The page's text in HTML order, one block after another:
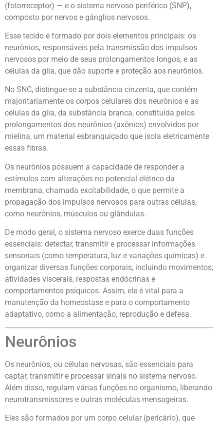
(fotorreceptor) — e o sistema nervoso periférico (SNP),
composto por nervos e gânglios nervosos.
Esse tecido é formado por dois elementos principais: os
neurônios, responsáveis pela transmissão dos impulsos
nervosos por meio de seus prolongamentos longos, e as
células da glia, que dão suporte e proteção aos neurônios.
No SNC, distingue-se a substância cinzenta, que contém
majoritariamente os corpos celulares dos neurônios e as
células da glia, da substância branca, constituída pelos
prolongamentos dos neurônios (axônios) envolvidos por
mielina, um material esbranquiçado que isola eletricamente
essas fibras.
Os neurônios possuem a capacidade de responder a
estímulos com alterações no potencial elétrico da
membrana, chamada excitabilidade, o que permite a
propagação dos impulsos nervosos para outras células,
como neurônios, músculos ou glândulas.
De modo geral, o sistema nervoso exerce duas funções
essenciais: detectar, transmitir e processar informações
sensoriais (como temperatura, luz e variações químicas) e
organizar diversas funções corporais, incluindo movimentos,
atividades viscerais, respostas endócrinas e
comportamentos psíquicos. Assim, ele é vital para a
manutenção da homeostase e para o comportamento
adaptativo, como a alimentação, reprodução e defesa.
Neurônios
Os neurônios, ou células nervosas, são essenciais para
captar, transmitir e processar sinais no sistema nervoso.
Além disso, regulam várias funções no organismo, liberando
neurotransmissores e outras moléculas mensageiras.
Eles são formados por um corpo celular (pericário), que